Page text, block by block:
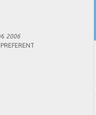
paard of pony toevoegen
2006